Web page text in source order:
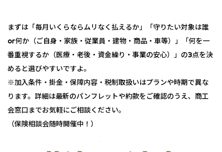
まずは「毎月いくらならムリなく払えるか」「守りたい対象は誰
or何か（ご自身・家族・従業員・建物・商品・車等）」「何を一
番重視するか（医療・老後・資金繰り・事業の安心）」の3点を決
めると選びやすいですよ。
※加入条件・掛金・保障内容・税制取扱いはプランや時期で異な
ります。詳細は最新のパンフレットや約款をご確認のうえ、商工
会窓口までお気軽にご相談ください。
（保険相談会随時開催中！）